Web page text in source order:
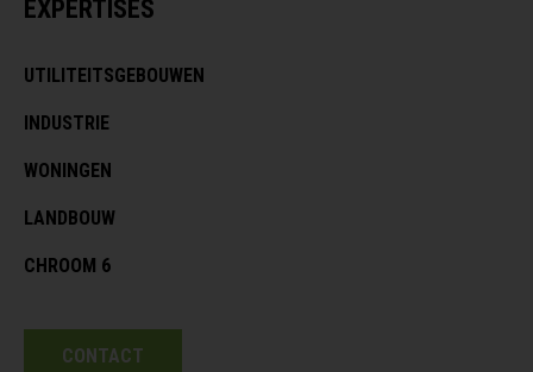
EXPERTISES
UTILITEITSGEBOUWEN
INDUSTRIE
WONINGEN
LANDBOUW
CHROOM 6
CONTACT